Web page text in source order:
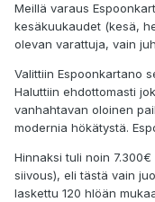
Meillä varaus
kesäkuukaudet (kesä,
olevan varattuja, vain
Valittiin Espoonkartano
Haluttiin ehdottomasti
vanhahtavan oloinen
modernia hökätystä.
Hinnaksi tuli noin
siivous), eli tästä vain
laskettu 120 hlöän